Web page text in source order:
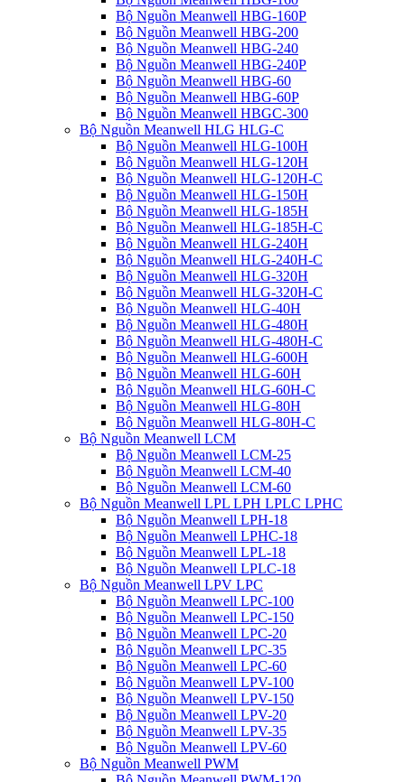
Bộ Nguồn Meanwell HBG-160P
Bộ Nguồn Meanwell HBG-200
Bộ Nguồn Meanwell HBG-240
Bộ Nguồn Meanwell HBG-240P
Bộ Nguồn Meanwell HBG-60
Bộ Nguồn Meanwell HBG-60P
Bộ Nguồn Meanwell HBGC-300
Bộ Nguồn Meanwell HLG HLG-C
Bộ Nguồn Meanwell HLG-100H
Bộ Nguồn Meanwell HLG-120H
Bộ Nguồn Meanwell HLG-120H-C
Bộ Nguồn Meanwell HLG-150H
Bộ Nguồn Meanwell HLG-185H
Bộ Nguồn Meanwell HLG-185H-C
Bộ Nguồn Meanwell HLG-240H
Bộ Nguồn Meanwell HLG-240H-C
Bộ Nguồn Meanwell HLG-320H
Bộ Nguồn Meanwell HLG-320H-C
Bộ Nguồn Meanwell HLG-40H
Bộ Nguồn Meanwell HLG-480H
Bộ Nguồn Meanwell HLG-480H-C
Bộ Nguồn Meanwell HLG-600H
Bộ Nguồn Meanwell HLG-60H
Bộ Nguồn Meanwell HLG-60H-C
Bộ Nguồn Meanwell HLG-80H
Bộ Nguồn Meanwell HLG-80H-C
Bộ Nguồn Meanwell LCM
Bộ Nguồn Meanwell LCM-25
Bộ Nguồn Meanwell LCM-40
Bộ Nguồn Meanwell LCM-60
Bộ Nguồn Meanwell LPL LPH LPLC LPHC
Bộ Nguồn Meanwell LPH-18
Bộ Nguồn Meanwell LPHC-18
Bộ Nguồn Meanwell LPL-18
Bộ Nguồn Meanwell LPLC-18
Bộ Nguồn Meanwell LPV LPC
Bộ Nguồn Meanwell LPC-100
Bộ Nguồn Meanwell LPC-150
Bộ Nguồn Meanwell LPC-20
Bộ Nguồn Meanwell LPC-35
Bộ Nguồn Meanwell LPC-60
Bộ Nguồn Meanwell LPV-100
Bộ Nguồn Meanwell LPV-150
Bộ Nguồn Meanwell LPV-20
Bộ Nguồn Meanwell LPV-35
Bộ Nguồn Meanwell LPV-60
Bộ Nguồn Meanwell PWM